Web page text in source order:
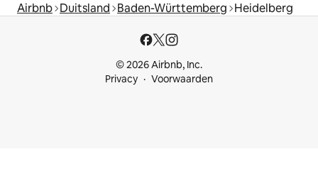
Airbnb Duitsland Baden-Württemberg Heidelberg
© 2026 Airbnb, Inc.
Privacy
Voorwaarden